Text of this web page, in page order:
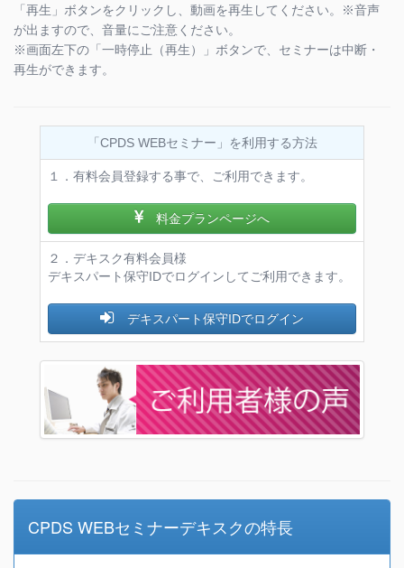
「再生」ボタンをクリックし、動画を再生してください。※音声
が出ますので、音量にご注意ください。
※画面左下の「一時停止（再生）」ボタンで、セミナーは中断・
再生ができます。
「CPDS WEBセミナー」を利用する方法
１．有料会員登録する事で、ご利用できます。
料金プランページへ
２．デキスク有料会員様
デキスパート保守IDでログインしてご利用できます。
デキスパート保守IDでログイン
CPDS WEBセミナーデキスクの特長